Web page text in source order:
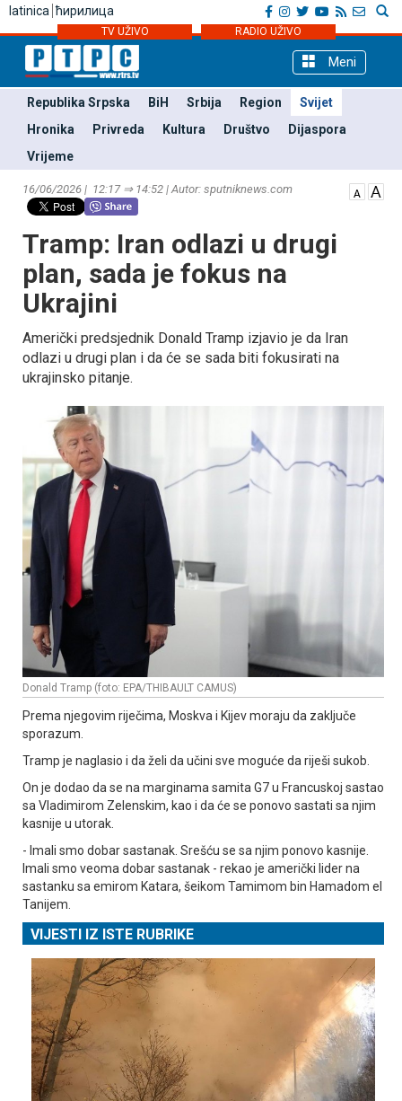
latinica ћирилица
TV UŽIVO RADIO UŽIVO
Meni
Republika Srpska BiH Srbija Region
Svijet
Hronika
Privreda Kultura Društvo
Dijaspora
Vrijeme
16/06/2026 | 12:17 ⇒ 14:52 | Autor: sputniknews.com
Tramp: Iran odlazi u drugi
plan, sada je fokus na
Ukrajini
Američki predsjednik Donald Tramp izjavio je da Iran
odlazi u drugi plan i da će se sada biti fokusirati na
ukrajinsko pitanje.
Donald Tramp (foto: EPA/THIBAULT CAMUS)
Prema njegovim riječima, Moskva i Kijev moraju da zaključe
sporazum.
Tramp je naglasio i da želi da učini sve moguće da riješi sukob.
On je dodao da se na marginama samita G7 u Francuskoj sastao
sa Vladimirom Zelenskim, kao i da će se ponovo sastati sa njim
kasnije u utorak.
- Imali smo dobar sastanak. Srešću se sa njim ponovo kasnije.
Imali smo veoma dobar sastanak - rekao je američki lider na
sastanku sa emirom Katara, šeikom Tamimom bin Hamadom el
Tanijem.
VIJESTI IZ ISTE RUBRIKE